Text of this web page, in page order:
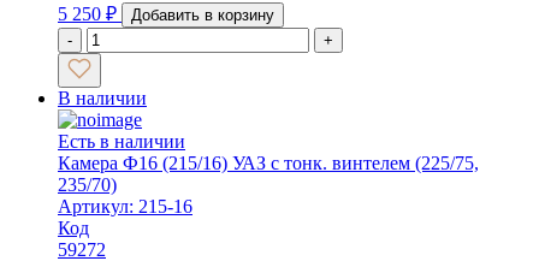
5 250 ₽
Добавить в корзину
-
+
В наличии
Есть в наличии
Камера Ф16 (215/16) УАЗ с тонк. винтелем (225/75,
235/70)
Артикул: 215-16
Код
59272